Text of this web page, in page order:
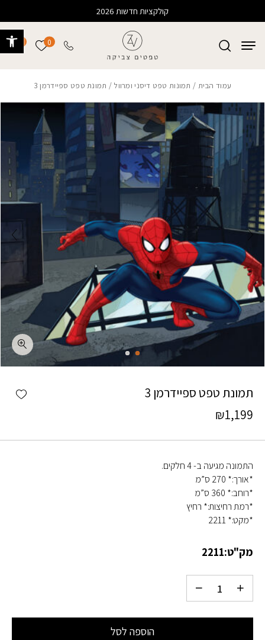
קולקציות חדשות 2026
0 הרשימה
עמוד הבית / תמונות טפט דיסני ומרוול / תמונת טפט ספיידרמן 3
תמונת טפט ספיידרמן 3
₪1,199
התמונה מגיעה ב- 4 חלקים.
*אורך:* 270 ס”מ
*רוחב:* 360 ס”מ
*רמת רחיצות:* רחיץ
*מקט:* 2211
מק"ט:2211
הוספה לסל